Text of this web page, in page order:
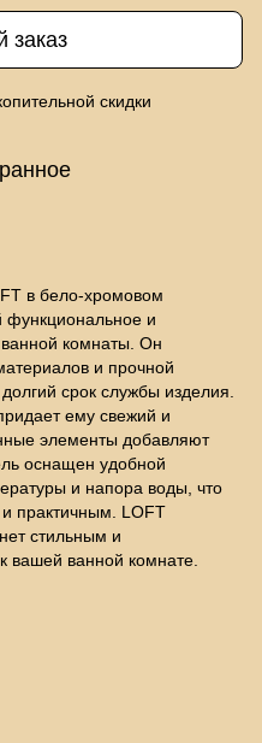
заказ
скидки
в бело-хромовом
функциональное и
комнаты. Он
и прочной
срок службы изделия.
ему свежий и
элементы добавляют
оснащен удобной
и напора воды, что
практичным. LOFT
стильным и
ванной комнате.